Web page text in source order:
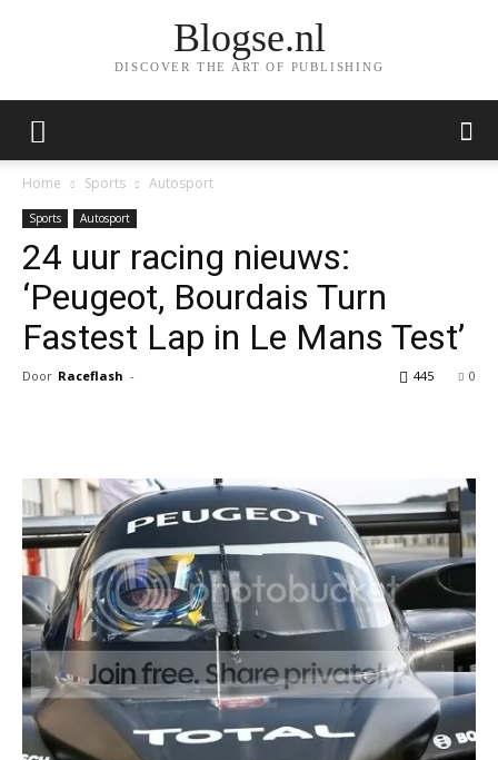
Blogse.nl
DISCOVER THE ART OF PUBLISHING
Home Sports Autosport
Sports Autosport
24 uur racing nieuws:
‘Peugeot, Bourdais Turn
Fastest Lap in Le Mans Test’
Door Raceflash - 0
445